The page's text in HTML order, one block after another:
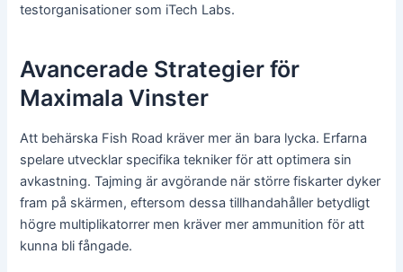
testorganisationer som iTech Labs.
Avancerade Strategier för
Maximala Vinster
Att behärska Fish Road kräver mer än bara lycka. Erfarna
spelare utvecklar specifika tekniker för att optimera sin
avkastning. Tajming är avgörande när större fiskarter dyker
fram på skärmen, eftersom dessa tillhandahåller betydligt
högre multiplikatorrer men kräver mer ammunition för att
kunna bli fångade.